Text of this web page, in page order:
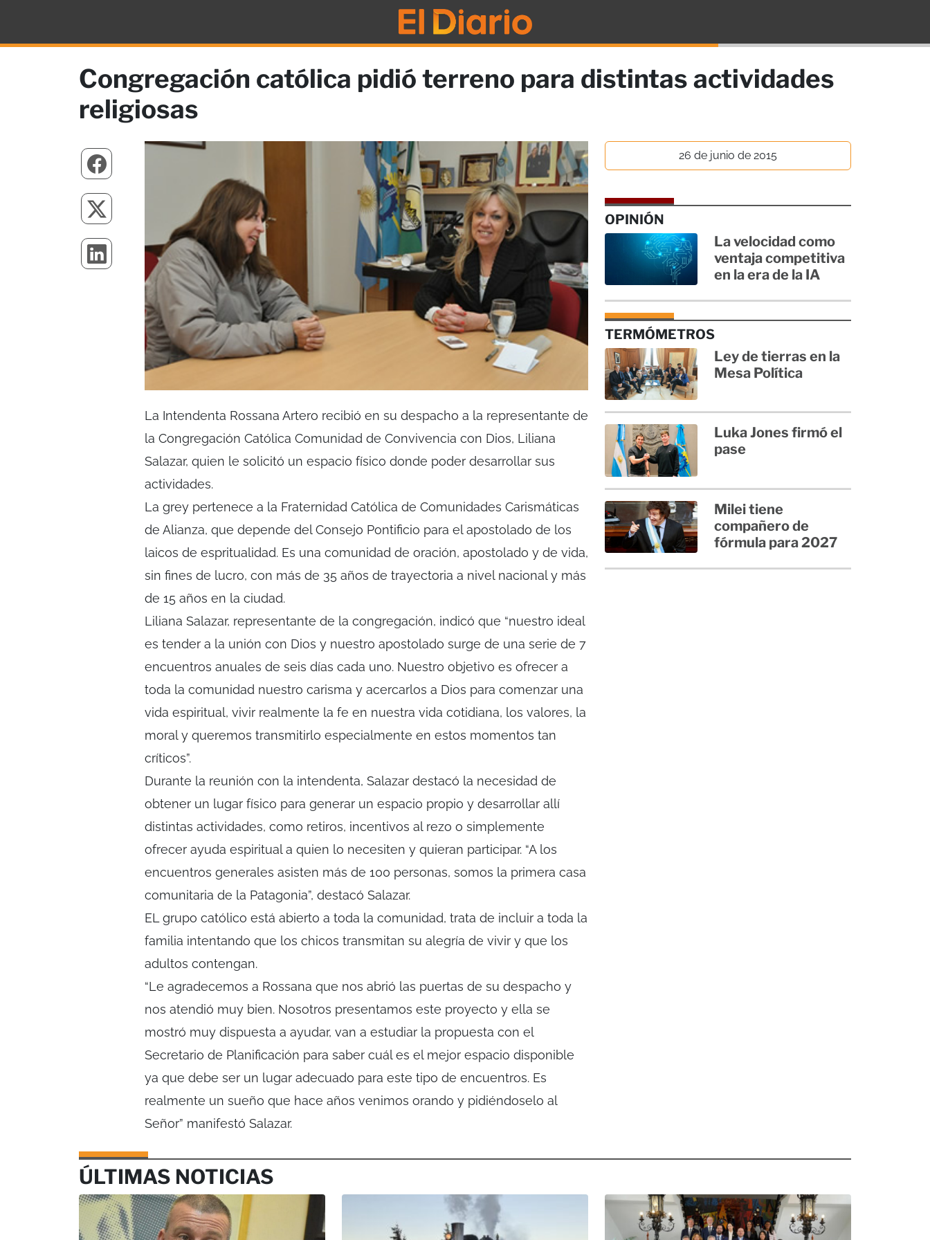
Congregación católica pidió terreno para distintas actividades
religiosas
La Intendenta Rossana Artero recibió en su despacho a la representante de
la Congregación Católica Comunidad de Convivencia con Dios, Liliana
Salazar, quien le solicitó un espacio físico donde poder desarrollar sus
actividades.
La grey pertenece a la Fraternidad Católica de Comunidades Carismáticas
de Alianza, que depende del Consejo Pontificio para el apostolado de los
laicos de espritualidad. Es una comunidad de oración, apostolado y de vida,
sin fines de lucro, con más de 35 años de trayectoria a nivel nacional y más
de 15 años en la ciudad.
Liliana Salazar, representante de la congregación, indicó que “nuestro ideal
es tender a la unión con Dios y nuestro apostolado surge de una serie de 7
encuentros anuales de seis días cada uno. Nuestro objetivo es ofrecer a
toda la comunidad nuestro carisma y acercarlos a Dios para comenzar una
vida espiritual, vivir realmente la fe en nuestra vida cotidiana, los valores, la
moral y queremos transmitirlo especialmente en estos momentos tan
críticos”.
Durante la reunión con la intendenta, Salazar destacó la necesidad de
obtener un lugar físico para generar un espacio propio y desarrollar allí
distintas actividades, como retiros, incentivos al rezo o simplemente
ofrecer ayuda espiritual a quien lo necesiten y quieran participar. “A los
encuentros generales asisten más de 100 personas, somos la primera casa
comunitaria de la Patagonia”, destacó Salazar.
EL grupo católico está abierto a toda la comunidad, trata de incluir a toda la
familia intentando que los chicos transmitan su alegría de vivir y que los
adultos contengan.
“Le agradecemos a Rossana que nos abrió las puertas de su despacho y
nos atendió muy bien. Nosotros presentamos este proyecto y ella se
mostró muy dispuesta a ayudar, van a estudiar la propuesta con el
Secretario de Planificación para saber cuál es el mejor espacio disponible
ya que debe ser un lugar adecuado para este tipo de encuentros. Es
realmente un sueño que hace años venimos orando y pidiéndoselo al
Señor” manifestó Salazar.
26 de junio de 2015
OPINIÓN
La velocidad como
ventaja competitiva
en la era de la IA
TERMÓMETROS
Ley de tierras en la
Mesa Política
Luka Jones firmó el
pase
Milei tiene
compañero de
fórmula para 2027
ÚLTIMAS NOTICIAS